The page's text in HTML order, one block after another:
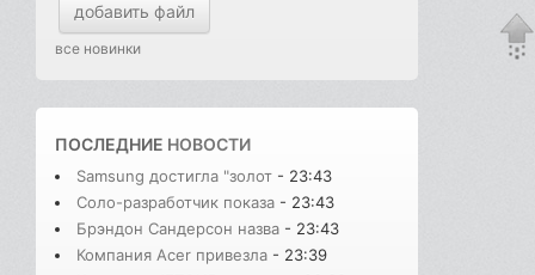
добавить файл
все новинки
ПОСЛЕДНИЕ НОВОСТИ
Samsung достигла "золот - 23:43
Соло-разработчик показа - 23:43
Брэндон Сандерсон назва - 23:43
Компания Acer привезла - 23:39